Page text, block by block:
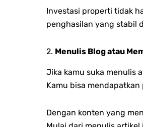
Investasi properti tidak
penghasilan yang stabil
2. Menulis Blog atau
Jika kamu suka menulis
Kamu bisa
Dengan konten yang